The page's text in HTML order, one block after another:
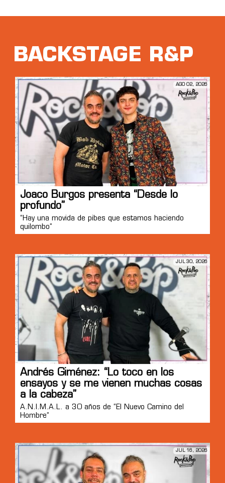
BACKSTAGE R&P
AGO 02, 2026
Joaco Burgos presenta “Desde lo
profundo”
“Hay una movida de pibes que estamos haciendo
quilombo”
JUL 30, 2026
Andrés Giménez: “Lo toco en los
ensayos y se me vienen muchas cosas
a la cabeza”
A.N.I.M.A.L. a 30 años de “El Nuevo Camino del
Hombre”
JUL 16, 2026